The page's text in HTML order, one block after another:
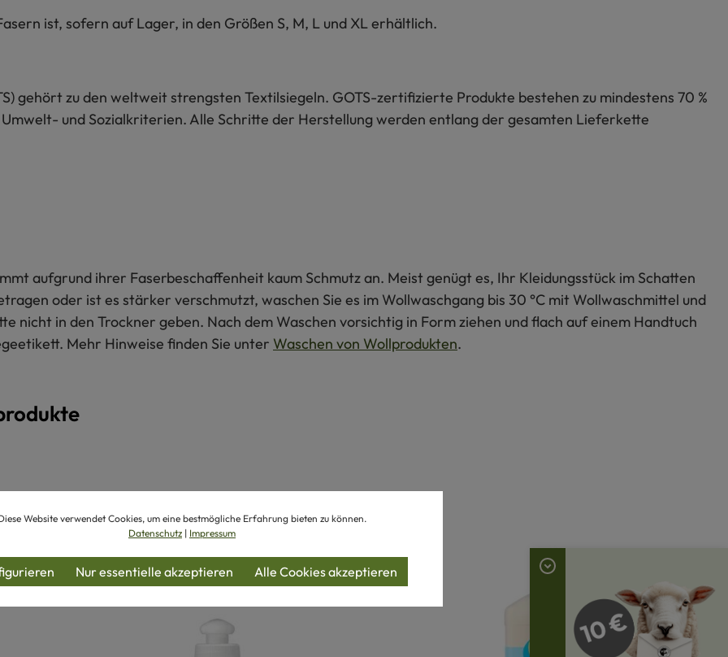
ist, sofern auf Lager, in den Größen S, M, L und XL erhältlich.
gehört zu den weltweit strengsten Textilsiegeln. GOTS-zertifizierte Produkte bestehen zu mindestens 70 %
und Sozialkriterien. Alle Schritte der Herstellung werden entlang der gesamten Lieferkette
aufgrund ihrer Faserbeschaffenheit kaum Schmutz an. Meist genügt es, Ihr Kleidungsstück im Schatten
oder ist es stärker verschmutzt, waschen Sie es im Wollwaschgang bis 30 °C mit Wollwaschmittel und
nicht in den Trockner geben. Nach dem Waschen vorsichtig in Form ziehen und flach auf einem Handtuch
Mehr Hinweise finden Sie unter Waschen von Wollprodukten.
Website verwendet Cookies, um eine bestmögliche Erfahrung bieten zu können.
Datenschutz | Impressum
Nur essentielle akzeptieren Alle Cookies akzeptieren